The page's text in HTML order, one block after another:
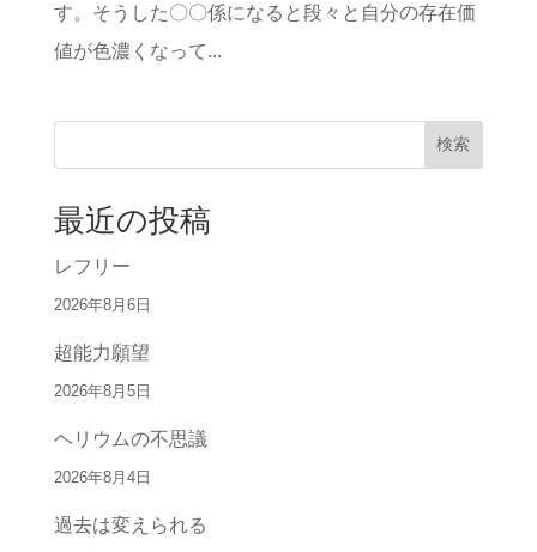
す。そうした〇〇係になると段々と自分の存在価
値が色濃くなって...
検索
最近の投稿
レフリー
2026年8月6日
超能力願望
2026年8月5日
ヘリウムの不思議
2026年8月4日
過去は変えられる